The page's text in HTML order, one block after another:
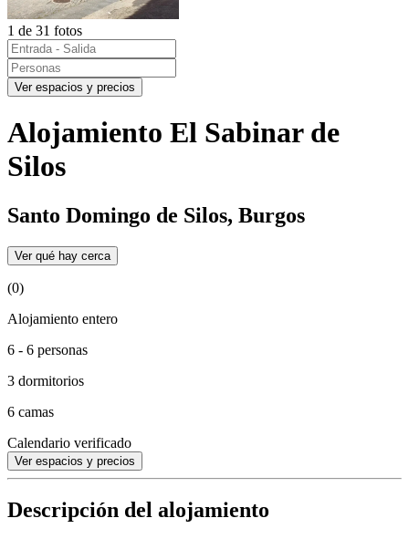
1 de 31 fotos
Ver espacios y precios
Alojamiento El Sabinar de
Silos
Santo Domingo de Silos, Burgos
Ver qué hay cerca
(0)
Alojamiento entero
6 - 6 personas
3 dormitorios
6 camas
Calendario verificado
Ver espacios y precios
Descripción del alojamiento